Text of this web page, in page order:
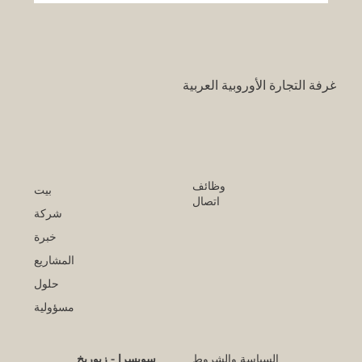
غرفة التجارة الأوروبية العربية
بيت
شركة
خبرة
المشاريع
حلول
مسؤولية
وظائف
اتصال
السياسة والشروط
سويسرا - زيوريخ